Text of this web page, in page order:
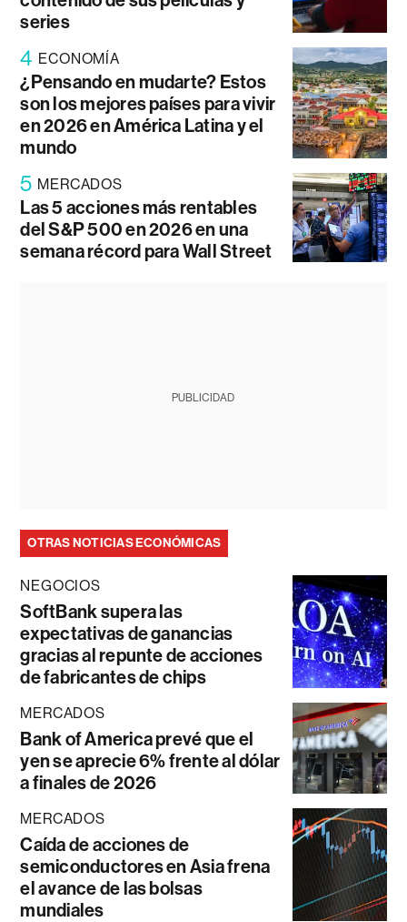
series
4 ECONOMÍA
¿Pensando en mudarte? Estos
son los mejores países para vivir
en 2026 en América Latina y el
mundo
5 MERCADOS
Las 5 acciones más rentables
del S&P 500 en 2026 en una
semana récord para Wall Street
PUBLICIDAD
OTRAS NOTICIAS ECONÓMICAS
NEGOCIOS
SoftBank supera las
expectativas de ganancias
gracias al repunte de acciones
de fabricantes de chips
MERCADOS
Bank of America prevé que el
yen se aprecie 6% frente al dólar
a finales de 2026
MERCADOS
Caída de acciones de
semiconductores en Asia frena
el avance de las bolsas
mundiales